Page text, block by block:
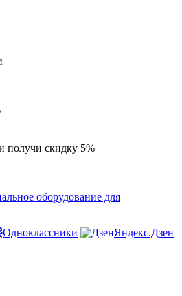
получи скидку 5%
оборудование для
Одноклассники
Яндекс.Дзен